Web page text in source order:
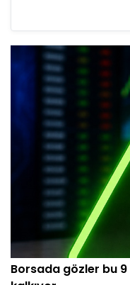
Borsada gözler bu